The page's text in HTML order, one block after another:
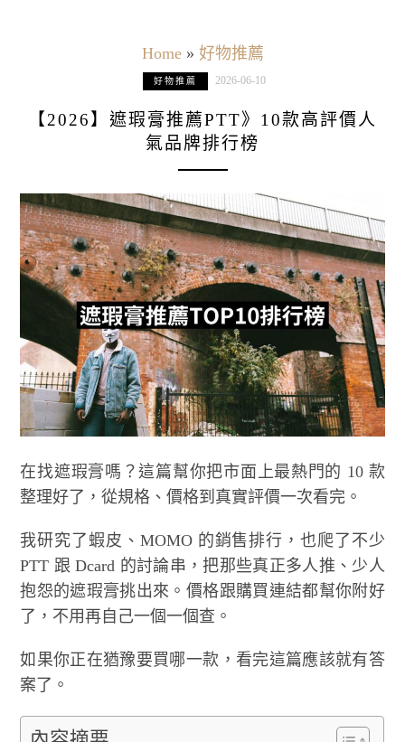
Home» 好物推薦
好物推薦 2026-06-10
【2026】遮瑕膏推薦PTT》10款高評價人
氣品牌排行榜
在找遮瑕膏嗎？這篇幫你把市面上最熱門的 10 款
整理好了，從規格、價格到真實評價一次看完。
我研究了蝦皮、MOMO 的銷售排行，也爬了不少
PTT 跟 Dcard 的討論串，把那些真正多人推、少人
抱怨的遮瑕膏挑出來。價格跟購買連結都幫你附好
了，不用再自己一個一個查。
如果你正在猶豫要買哪一款，看完這篇應該就有答
案了。